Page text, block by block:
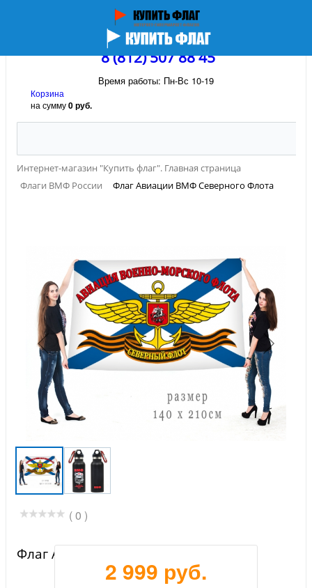
8 (812) 507 88 45
Время работы: Пн-Вс 10-19
Корзина
на сумму0 руб.
Интернет-магазин "Купить флаг". Главная страница
Флаги ВМФ России
Флаг Авиации ВМФ Северного Флота
( 0 )
Флаг Авиации ВМФ Северного Флота
2 999 руб.